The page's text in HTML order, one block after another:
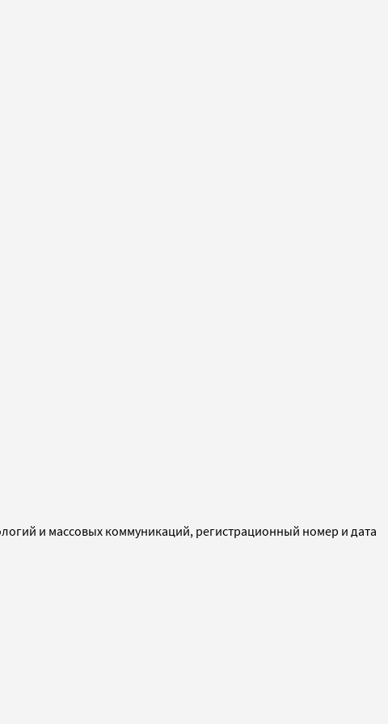
и массовых коммуникаций, регистрационный номер и дата